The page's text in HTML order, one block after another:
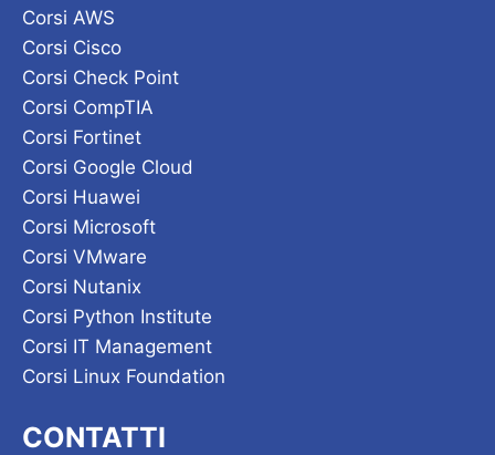
Corsi AWS
Corsi Cisco
Corsi Check Point
Corsi CompTIA
Corsi Fortinet
Corsi Google Cloud
Corsi Huawei
Corsi Microsoft
Corsi VMware
Corsi Nutanix
Corsi Python Institute
Corsi IT Management
Corsi Linux Foundation
CONTATTI